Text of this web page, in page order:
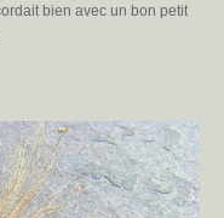
bien avec un bon petit